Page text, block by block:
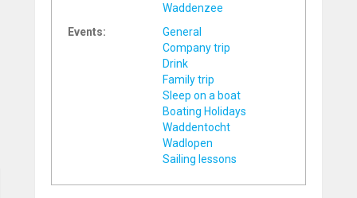
Waddenzee
Events:
General
Company trip
Drink
Family trip
Sleep on a boat
Boating Holidays
Waddentocht
Wadlopen
Sailing lessons